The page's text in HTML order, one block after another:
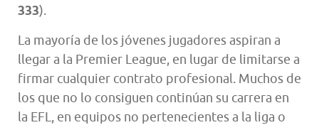
333).
La mayoría de los jóvenes jugadores aspiran a
llegar a la Premier League, en lugar de limitarse a
firmar cualquier contrato profesional. Muchos de
los que no lo consiguen continúan su carrera en
la EFL, en equipos no pertenecientes a la liga o